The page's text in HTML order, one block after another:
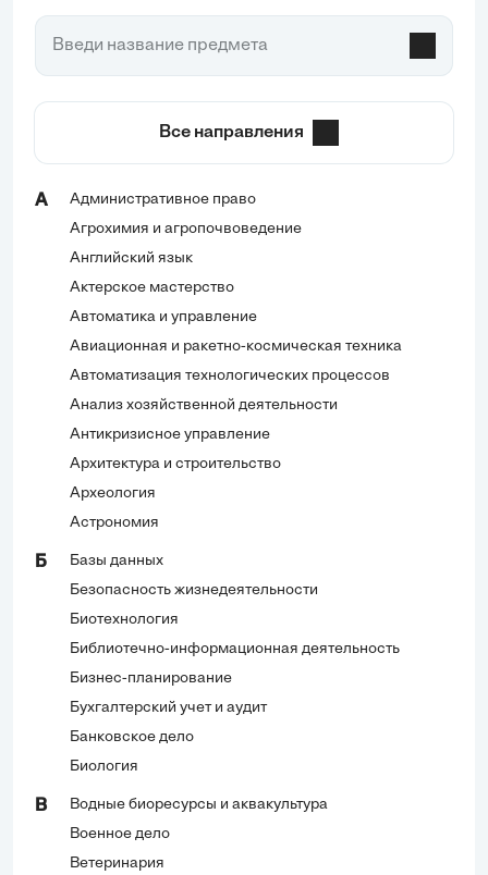
Все направления
А
Административное право
Агрохимия и агропочвоведение
Английский язык
Актерское мастерство
Автоматика и управление
Авиационная и ракетно-космическая техника
Автоматизация технологических процессов
Анализ хозяйственной деятельности
Антикризисное управление
Архитектура и строительство
Археология
Астрономия
Б
Базы данных
Безопасность жизнедеятельности
Биотехнология
Библиотечно-информационная деятельность
Бизнес-планирование
Бухгалтерский учет и аудит
Банковское дело
Биология
В
Водные биоресурсы и аквакультура
Военное дело
Ветеринария